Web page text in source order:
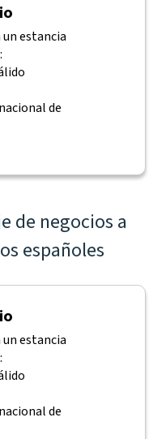
estancia
de
de negocios a
españoles
estancia
de